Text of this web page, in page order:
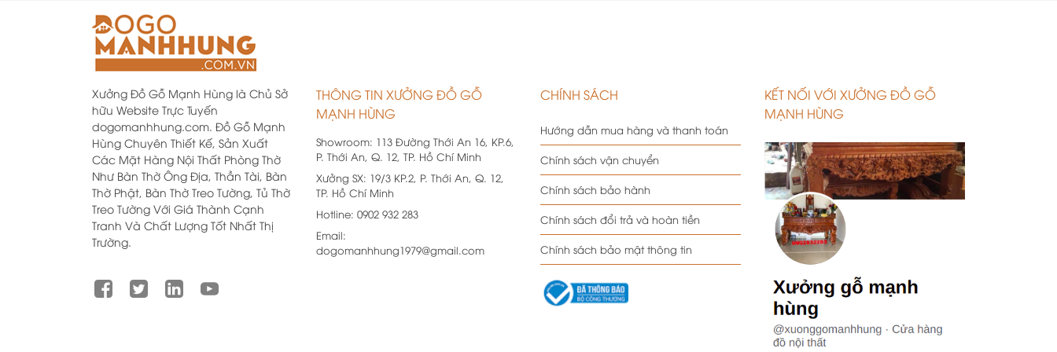
Xưởng Đồ Gỗ Mạnh Hùng là Chủ Sở
hữu Website Trực Tuyến
dogomanhhung.com. Đồ Gỗ Mạnh
Hùng Chuyên Thiết Kế, Sản Xuất
Các Mặt Hàng Nội Thất Phòng Thờ
Như Bàn Thờ Ông Địa, Thần Tài, Bàn
Thờ Phật, Bàn Thờ Treo Tường, Tủ Thờ
Treo Tường Với Giá Thành Cạnh
Tranh Và Chất Lượng Tốt Nhất Thị
Trường.
THÔNG TIN XƯỞNG ĐỒ GỖ
MẠNH HÙNG
Showroom: 113 Đường Thới An 16, KP.6,
P. Thới An, Q. 12, TP. Hồ Chí Minh
Xưởng SX: 19/3 KP.2, P. Thới An, Q. 12,
TP. Hồ Chí Minh
Hotline: 0902 932 283
Email:
dogomanhhung1979@gmail.com
CHÍNH SÁCH
Hướng dẫn mua hàng và thanh toán
Chính sách vận chuyển
Chính sách bảo hành
Chính sách đổi trả và hoàn tiền
Chính sách bảo mật thông tin
KẾT NỐI VỚI XƯỞNG ĐỒ GỖ
MẠNH HÙNG